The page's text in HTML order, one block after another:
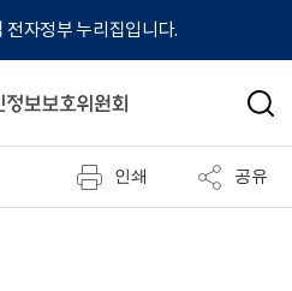
전자정부 누리집입니다.
검
인쇄 공유